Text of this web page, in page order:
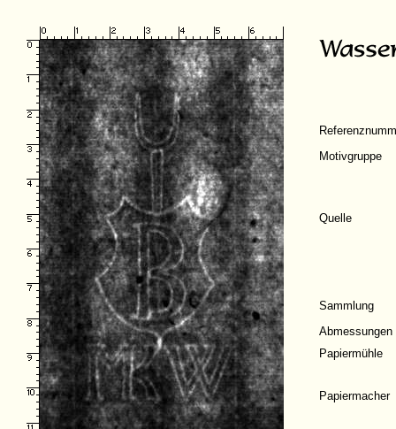
Motivgruppe
Quelle
Sammlung
Abmessungen
Papiermühle
Papiermacher